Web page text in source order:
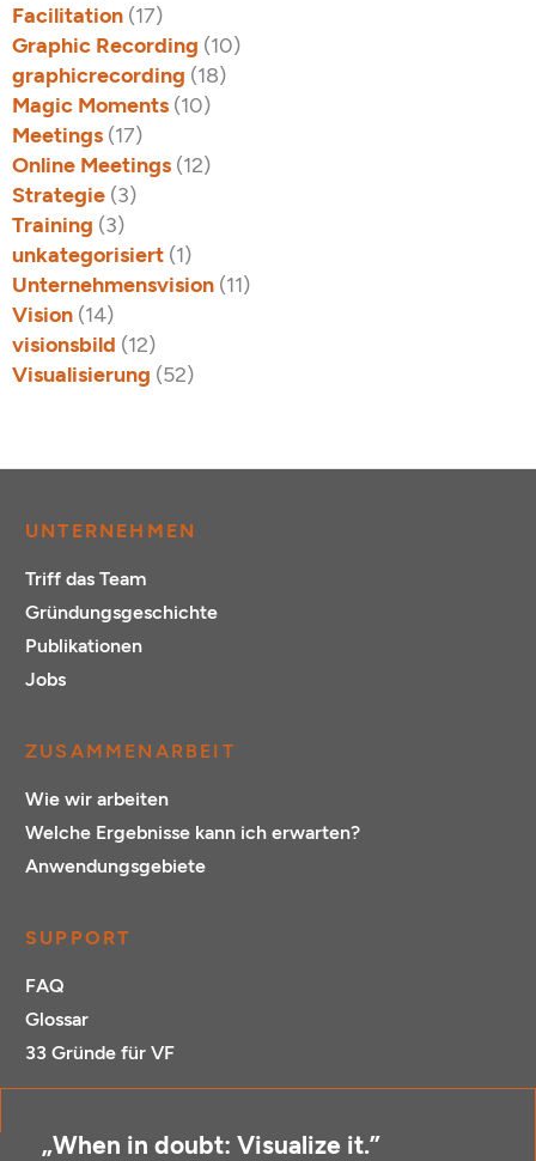
Facilitation (17)
Graphic Recording (10)
graphicrecording (18)
Magic Moments (10)
Meetings (17)
Online Meetings (12)
Strategie (3)
Training (3)
unkategorisiert (1)
Unternehmensvision (11)
Vision (14)
visionsbild (12)
Visualisierung (52)
UNTERNEHMEN
Triff das Team
Gründungsgeschichte
Publikationen
Jobs
ZUSAMMENARBEIT
Wie wir arbeiten
Welche Ergebnisse kann ich erwarten?
Anwendungsgebiete
SUPPORT
FAQ
Glossar
33 Gründe für VF
„When in doubt: Visualize it.”